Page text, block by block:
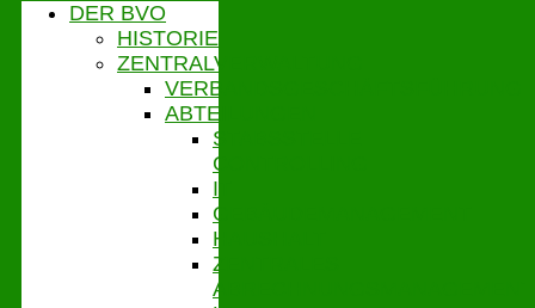
DER BVO
HISTORIE
ZENTRALVERWALTUNG
VERBANDSGESCHÄFTSFÜHRUNG
ABTEILUNGEN
STABSSTELLE
CONTROLLING
IT
GEBÄUDEMANAGEMENT
HAUSHALT
ZENTRALES
ABRECHNUNGSMANAGEMENT